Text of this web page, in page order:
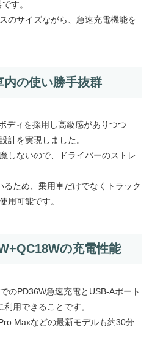
す。
のサイズながら、急速充電機能を
内の使い勝手抜群
ディを採用し高級感がありつつ
計を実現しました。
しないので、ドライバーのストレ
ため、乗用車だけでなくトラック
用可能です。
の充電性能
のPD36W急速充電とUSB-Aポート
用できることです。
Maxなどの最新モデルも約30分